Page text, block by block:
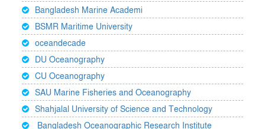
Bangladesh Marine Academi
BSMR Maritime University
oceandecade
DU Oceanography
CU Oceanography
SAU Marine Fisheries and Oceanography
Shahjalal University of Science and Technology
Bangladesh Oceanographic Research Institute